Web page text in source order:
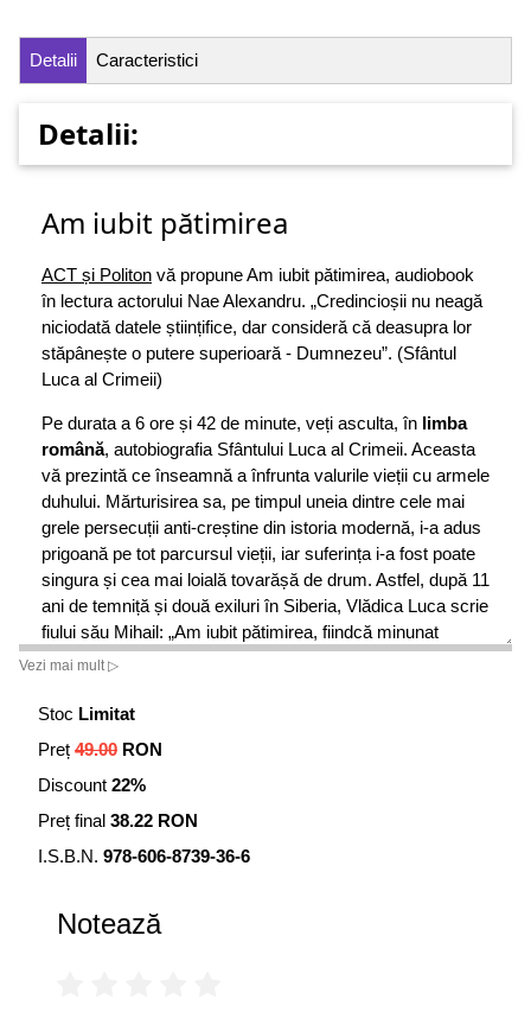
Detalii Caracteristici
Detalii:
Am iubit pătimirea
ACT și Politon vă propune Am iubit pătimirea, audiobook
în lectura actorului Nae Alexandru. „Credincioșii nu neagă
niciodată datele științifice, dar consideră că deasupra lor
stăpânește o putere superioară - Dumnezeu”. (Sfântul
Luca al Crimeii)
Pe durata a 6 ore și 42 de minute, veți asculta, în limba
română, autobiografia Sfântului Luca al Crimeii. Aceasta
vă prezintă ce înseamnă a înfrunta valurile vieții cu armele
duhului. Mărturisirea sa, pe timpul uneia dintre cele mai
grele persecuții anti-creștine din istoria modernă, i-a adus
prigoană pe tot parcursul vieții, iar suferința i-a fost poate
singura și cea mai loială tovarășă de drum. Astfel, după 11
ani de temniță și două exiluri în Siberia, Vlădica Luca scrie
fiului său Mihail: „Am iubit pătimirea, fiindcă minunat
curățește sufletul.”
Apoi, în acele vremuri de prigoană pentru Biserica Rusă,
aceasta ducea lipsă de păstori, astfel Valentin a intrat în
monahism, a luat numele Luca și a fost hirotonit episcop.
la biserică, dar se ruga acasă cu osârdie. Cei doi frați ai
Vezi mai mult ▷
Stoc Limitat
Preț 49.00 RON
Discount 22%
Preț final 38.22 RON
I.S.B.N. 978-606-8739-36-6
Notează